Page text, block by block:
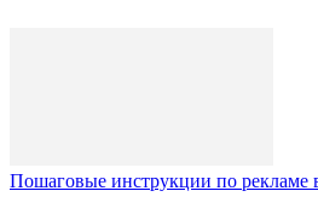
Пошаговые инструкции по рекламе